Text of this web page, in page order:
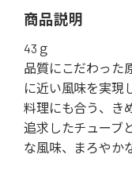
商品説明
43ｇ
品質にこだわった
に近い風味を実現
料理にも合う、き
追求したチューブ
な風味、まろやか